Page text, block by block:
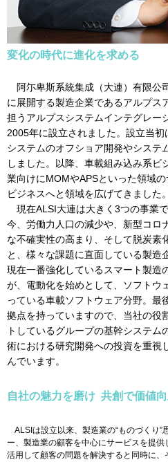
変化の時代に進化を求める
阿尓卑斯系統集成（大連）有限公
に展開する製造企業であるアルプス
担うアルプスシステムインテグレー
2005年に設立されました。設立当
システムのオフショア開発やシステ
しました。以降、車載組み込み系ビ
業向けにMOMやAPSといった領域
ビジネスへと領域を広げてきました。
現在ALSI大連は大きく3つの事業
今、労働力人口の減少や、新型コロ
な不確実性の高まり、そして脱炭素
と、様々な課題に直面している製造
現在一番強化しているスマート製造
が、電動化を始めとして、ソフトウ
っている車載ソフトウェア分野。最
拠点を持っていますので、当社の役
トしているグループの基幹システ
術における研究開発への投資を重視
んでいます。
自社の魅力を磨け 共創で価値
ALSIは設立以来、製造業の“ものづくり”
ー、製造業の顧客を中心にサービスを提
活用して顧客の問題を解決すると同時に